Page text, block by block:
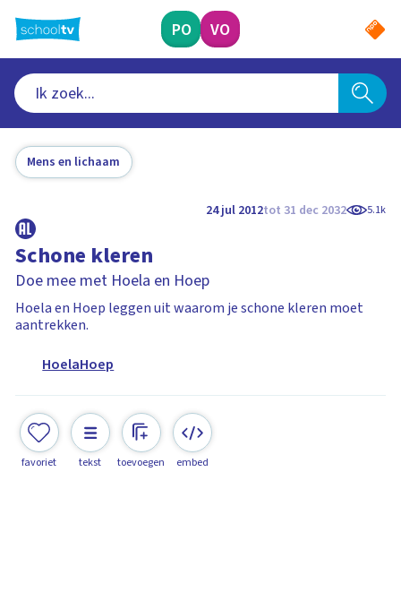
naar
hoofdinhoud
PO VO
Mens en lichaam
24 jul 2012tot 31 dec 2032 5.1k
Schone kleren
Doe mee met Hoela en Hoep
Hoela en Hoep leggen uit waarom je schone kleren moet
aantrekken.
HoelaHoep
favoriet tekst toevoegen embed